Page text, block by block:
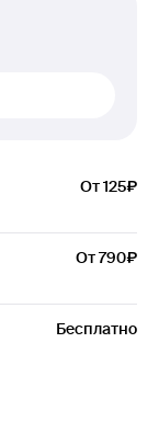
От 125
От 790
Бесплатно